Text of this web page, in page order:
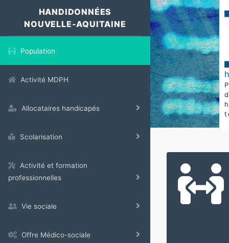
HANDIDONNÉES
NOUVELLE-AQUITAINE
Population
Activité MDPH
Allocataires handicapés
Scolarisation
Activité et formation
professionnelles
Vie sociale
Offre Médico-sociale